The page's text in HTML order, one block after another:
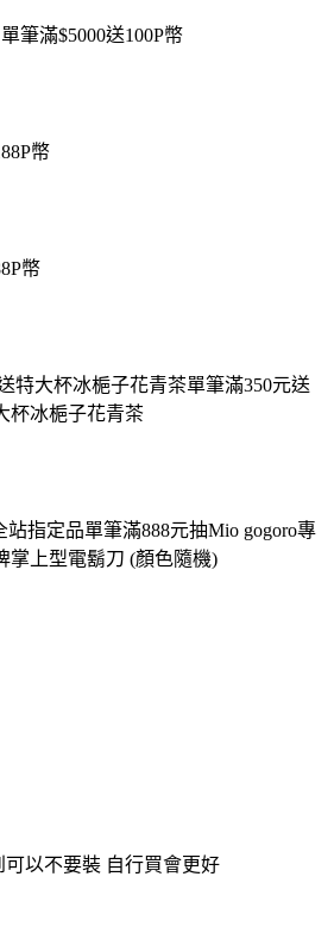
筆滿$5000送100P幣
幣
幣
特大杯冰梔子花青茶單筆滿350元送
杯冰梔子花青茶
站指定品單筆滿888元抽Mio gogoro專
掌上型電鬍刀 (顏色隨機)
以不要裝 自行買會更好